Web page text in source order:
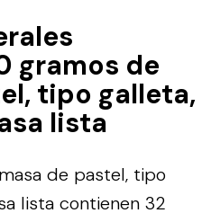
gramos de
tipo galleta,
lista
de pastel, tipo
lista contienen 32